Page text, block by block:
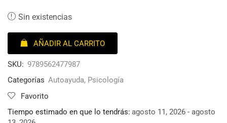
Sin existencias
AÑADIR AL CARRITO
SKU: 9789562477987
Categorías Autoayuda, Psicología
Favorito
Tiempo estimado en que lo tendrás: agosto 11, 2026 - agosto